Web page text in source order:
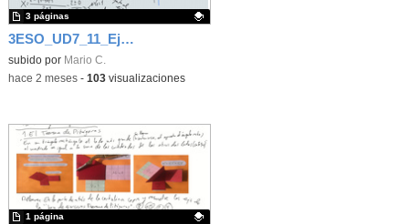
3ESO_UD7_11_Ejercicios de Función cuadrática
Contenido educativo.
subido por Mario C.
3 páginas
-hace 2 meses- 103visualizaciones
1 página